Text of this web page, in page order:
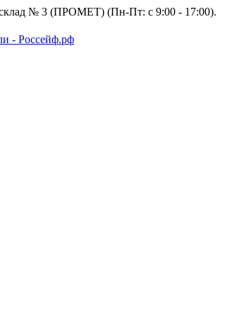
склад № 3 (ПРОМЕТ) (Пн-Пт: с 9:00 - 17:00).